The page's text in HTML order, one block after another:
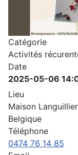
Catégorie
Activités
Date
2025-05-06
Lieu
Maison
Belgique
Téléphone
0474 76 14 85